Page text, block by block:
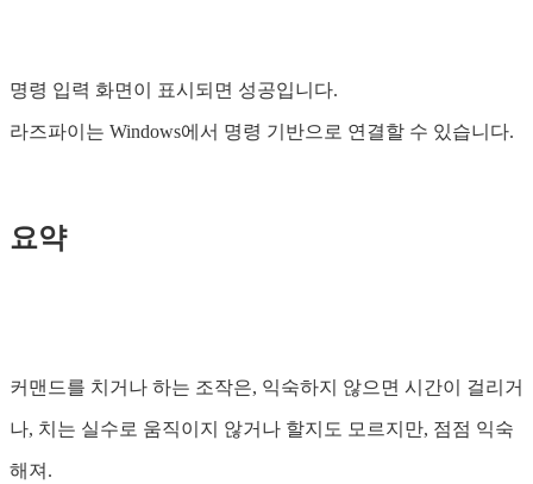
명령 입력 화면이 표시되면 성공입니다.
라즈파이는 Windows에서 명령 기반으로 연결할 수 있습니다.
요약
커맨드를 치거나 하는 조작은, 익숙하지 않으면 시간이 걸리거
나, 치는 실수로 움직이지 않거나 할지도 모르지만, 점점 익숙
해져.